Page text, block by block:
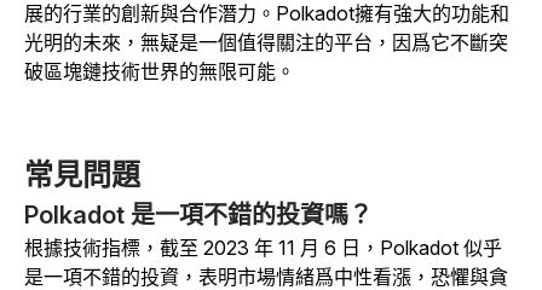
展的行業的創新與合作潛力。Polkadot擁有強大的功能和
光明的未來，無疑是一個值得關注的平台，因爲它不斷突
破區塊鏈技術世界的無限可能。
常見問題
Polkadot 是一項不錯的投資嗎？
根據技術指標，截至 2023 年 11 月 6 日，Polkadot 似乎
是一項不錯的投資，表明市場情緒爲中性看漲，恐懼與貪